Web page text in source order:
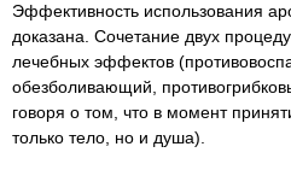
Эффективность использования
доказана. Сочетание двух
лечебных эффектов
обезболивающий,
говоря о том, что в момент
только тело, но и душа).